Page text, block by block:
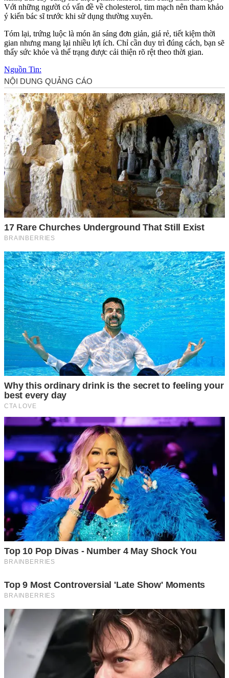
Với những người có vấn đề về cholesterol, tim mạch nên tham khảo
ý kiến bác sĩ trước khi sử dụng thường xuyên.
Tóm lại, trứng luộc là món ăn sáng đơn giản, giá rẻ, tiết kiệm thời
gian nhưng mang lại nhiều lợi ích. Chỉ cần duy trì đúng cách, bạn sẽ
thấy sức khỏe và thể trạng được cải thiện rõ rệt theo thời gian.
Nguồn Tin: